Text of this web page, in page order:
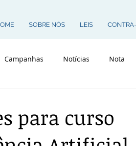
SOBRE NÓS LEIS
Campanhas Notícias Nota
para curso